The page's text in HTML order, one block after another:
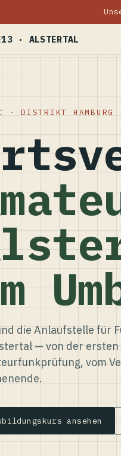
· ALSTERTAL
· DISTRIKT HAMBURG
die Anlaufstelle für
— von der ersten
vom
ansehen